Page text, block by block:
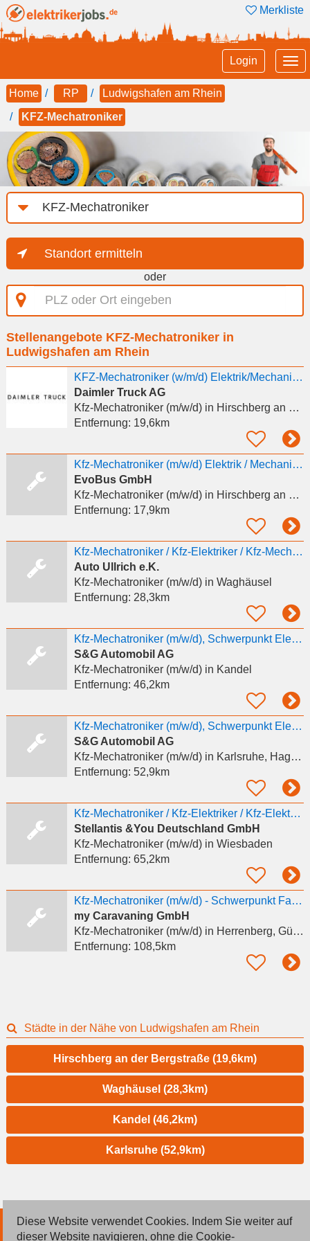
Merkliste
Login
Home RP
Ludwigshafen am Rhein
KFZ-Mechatroniker
Job-
Kategorie
Standort ermitteln
oder
PLZ
oder
eingeben
Stellenangebote KFZ-Mechatroniker in
Ludwigshafen am Rhein
KFZ-Mechatroniker (w/m/d) Elektrik/Mechanik für Nutzfahrzeugtechnik
Daimler Truck AG
Kfz-Mechatroniker (m/w/d)in Hirschberg an der Bergstraße
Entfernung: 19,6km
Kfz-Mechatroniker (m/w/d) Elektrik / Mechanik für Nutzfahrzeugtechnik
EvoBus GmbH
Kfz-Mechatroniker (m/w/d)in Hirschberg an der Bergstraße, Leutershausen
Entfernung: 17,9km
Kfz-Mechatroniker / Kfz-Elektriker / Kfz-Mechaniker (m/w/d)
Auto Ullrich e.K.
Kfz-Mechatroniker (m/w/d)in Waghäusel
Entfernung: 28,3km
Kfz-Mechatroniker (m/w/d), Schwerpunkt Elektrik
S&G Automobil AG
Kfz-Mechatroniker (m/w/d)in Kandel
Entfernung: 46,2km
Kfz-Mechatroniker (m/w/d), Schwerpunkt Elektrik/Diagnose
S&G Automobil AG
Kfz-Mechatroniker (m/w/d)in Karlsruhe, Hagsfeld
Entfernung: 52,9km
Kfz-Mechatroniker / Kfz-Elektriker / Kfz-Elektriker Meister (m/w/d)
Stellantis &You Deutschland GmbH
Kfz-Mechatroniker (m/w/d)in Wiesbaden
Entfernung: 65,2km
Kfz-Mechatroniker (m/w/d) - Schwerpunkt Fahrzeugelektrik
my Caravaning GmbH
Kfz-Mechatroniker (m/w/d)in Herrenberg, Gültstein
Entfernung: 108,5km
Städte in der Nähe von Ludwigshafen am Rhein
Hirschberg an der Bergstraße (19,6km)
Waghäusel (28,3km)
Kandel (46,2km)
Karlsruhe (52,9km)
© 2026 Deutsche Jobmarkt GmbH
Diese Website verwendet Cookies. Indem Sie weiter auf
dieser Website navigieren, ohne die Cookie-